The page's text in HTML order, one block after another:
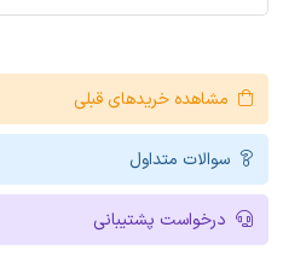
مشاهده خریدهای قبلی
سوالات متداول
درخواست پشتیبانی